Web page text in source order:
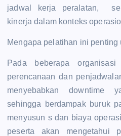
jadwal kerja peralatan,
kinerja dalam konteks
Mengapa pelatihan ini penting
Pada beberapa organisasi
perencanaan dan
menyebabkan downtime
sehingga berdampak buruk
menyusun s dan biaya
peserta akan mengetahui